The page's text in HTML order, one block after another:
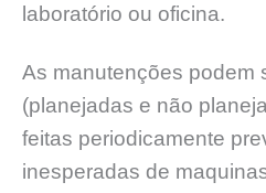
laboratório ou oficina.
As manutenções podem
(planejadas e não
feitas periodicamente
inesperadas de